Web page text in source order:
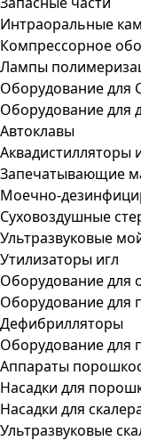
Интраоральные
Компрессорное
Лампы
Оборудование для
Оборудование для
Автоклавы
Аквадистилляторы
Запечатывающие
Моечно-
Суховоздушные
Ультразвуковые
Утилизаторы игл
Оборудование для
Оборудование для
Дефибрилляторы
Оборудование для
Аппараты
Насадки для
Насадки для
Ультразвуковые